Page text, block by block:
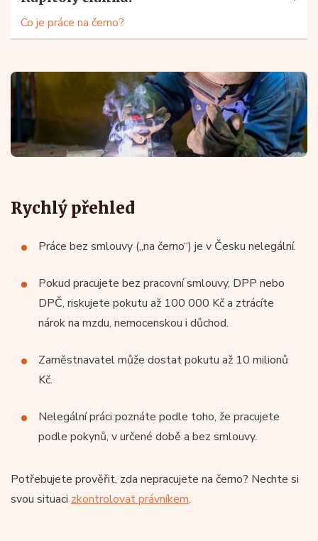
Co je práce na černo?
Rychlý přehled
Práce bez smlouvy („na černo“) je v Česku nelegální.
Pokud pracujete bez pracovní smlouvy, DPP nebo
DPČ, riskujete pokutu až 100 000 Kč a ztrácíte
nárok na mzdu, nemocenskou i důchod.
Zaměstnavatel může dostat pokutu až 10 milionů
Kč.
Nelegální práci poznáte podle toho, že pracujete
podle pokynů, v určené době a bez smlouvy.
Potřebujete prověřit, zda nepracujete na černo? Nechte si
svou situaci zkontrolovat právníkem.